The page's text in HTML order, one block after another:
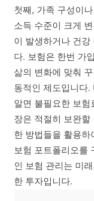
첫째, 가족 구성이
소득 수준이 크게
이 발생하거나 건강
다. 보험은 한번 가
삶의 변화에 맞춰
동적인 제도입니다.
알면 불필요한 보험
장은 적절히 보완할
한 방법들을 활용하
보험 포트폴리오를
인 보험 관리는 미
한 투자입니다.